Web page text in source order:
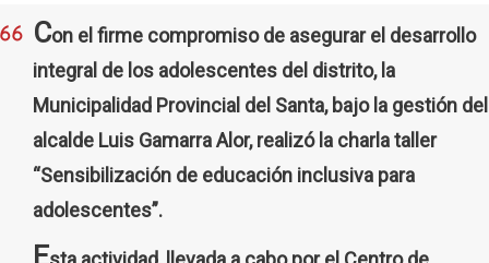
Con el firme compromiso de asegurar el desarrollo
integral de los adolescentes del distrito, la
Municipalidad Provincial del Santa, bajo la gestión del
alcalde Luis Gamarra Alor, realizó la charla taller
“Sensibilización de educación inclusiva para
adolescentes”.
E